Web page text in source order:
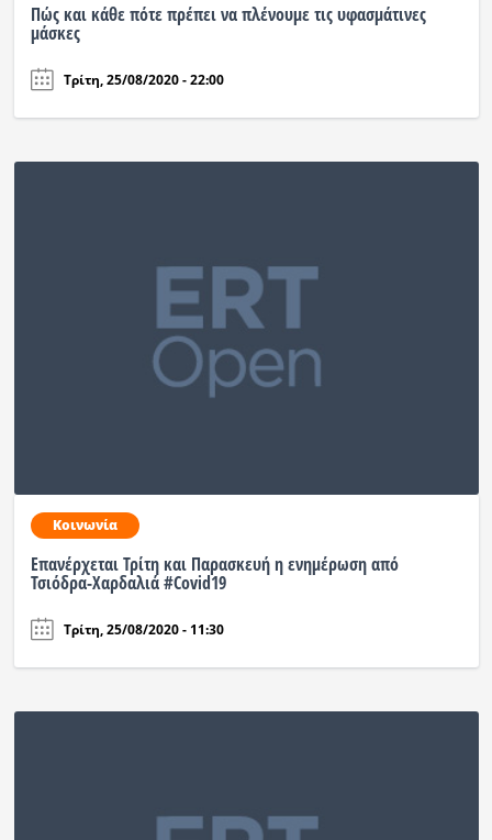
Πώς και κάθε πότε πρέπει να πλένουμε τις υφασμάτινες
μάσκες
Τρίτη, 25/08/2020 - 22:00
Κοινωνία
Επανέρχεται Τρίτη και Παρασκευή η ενημέρωση από
Τσιόδρα-Χαρδαλιά #Covid19
Τρίτη, 25/08/2020 - 11:30